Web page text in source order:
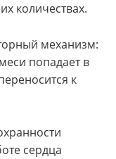
количествах.
механизм:
попадает в
к
сердца